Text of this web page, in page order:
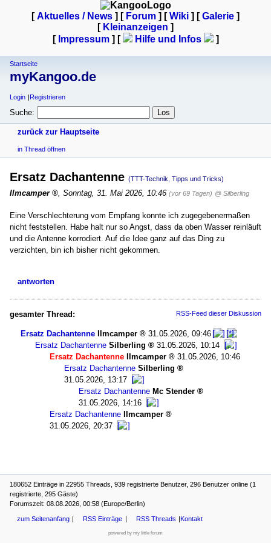
[Aktuelles / News ] [ Forum ] [Wiki ] [Galerie ]
[ Kleinanzeigen ]
[ Impressum] [ Hilfe und Infos ]
Startseite
myKangoo.de
Login Registrieren
Suche:
zurück zur Hauptseite
in Thread öffnen
Ersatz Dachantenne (TTT-Technik, Tipps und Tricks)
Ilmcamper Sonntag, 31. Mai 2026, 10:46 (vor 69 Tagen) @ Silberling
Eine Verschlechterung vom Empfang konnte ich zugegebenermaßen
nicht feststellen. Habe halt nur so Angst, dass da oben Wasser reinläuft
und die Antenne korrodiert. Auf die Idee ganz auf das Ding zu
verzichten, bin ich bisher nicht gekommen.
antworten
gesamter Thread: RSS-Feed dieser Diskussion
Ersatz Dachantenne Ilmcamper
31.05.2026, 09:46
Ersatz Dachantenne Silberling
31.05.2026, 10:14
Ersatz Dachantenne
Ilmcamper
31.05.2026, 10:46
Ersatz Dachantenne Silberling
31.05.2026, 13:17
Ersatz Dachantenne Mc Stender
31.05.2026, 14:16
Ersatz Dachantenne
Ilmcamper
31.05.2026, 20:37
180652 Einträge in 22955 Threads, 939 registrierte Benutzer, 296 Benutzer online (1
registrierte, 295 Gäste)
Forumszeit: 08.08.2026, 00:58 (Europe/Berlin)
zum Seitenanfang RSS Einträge RSS Threads Kontakt
powered by my little forum